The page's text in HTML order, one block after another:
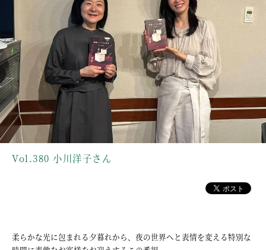
Vol.380 小川洋子さん
柔らかな光に包まれる夕暮れから、夜の世界へと表情を変える特別な